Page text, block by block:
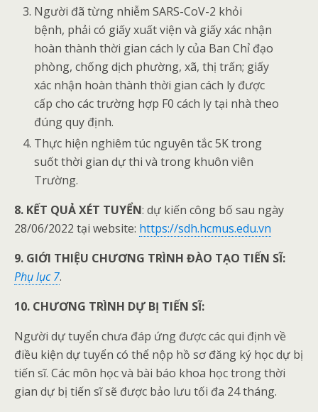
Người đã từng nhiễm SARS-CoV-2 khỏi
bệnh, phải có giấy xuất viện và giấy xác nhận
hoàn thành thời gian cách ly của Ban Chỉ đạo
phòng, chống dịch phường, xã, thị trấn; giấy
xác nhận hoàn thành thời gian cách ly được
cấp cho các trường hợp F0 cách ly tại nhà theo
đúng quy định.
Thực hiện nghiêm túc nguyên tắc 5K trong
suốt thời gian dự thi và trong khuôn viên
Trường.
8. KẾT QUẢ XÉT TUYỂN: dự kiến công bố sau ngày
28/06/2022 tại website: https://sdh.hcmus.edu.vn
9. GIỚI THIỆU CHƯƠNG TRÌNH ĐÀO TẠO TIẾN SĨ:
Phụ lục 7.
10. CHƯƠNG TRÌNH DỰ BỊ TIẾN SĨ:
Người dự tuyển chưa đáp ứng được các qui định về
điều kiện dự tuyển có thể nộp hồ sơ đăng ký học dự bị
tiến sĩ. Các môn học và bài báo khoa học trong thời
gian dự bị tiến sĩ sẽ được bảo lưu tối đa 24 tháng.